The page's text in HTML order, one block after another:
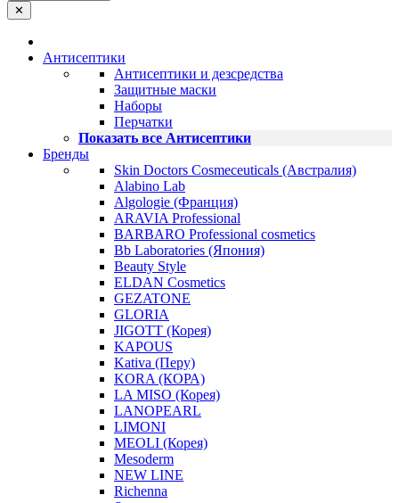
✕
Антисептики
Антисептики и дезсредства
Защитные маски
Наборы
Перчатки
Показать все Антисептики
Бренды
Skin Doctors Cosmeceuticals (Австралия)
Alabino Lab
Algologie (Франция)
ARAVIA Professional
BARBARO Professional cosmetics
Bb Laboratories (Япония)
Beauty Style
ELDAN Cosmetics
GEZATONE
GLORIA
JIGOTT (Корея)
KAPOUS
Kativa (Перу)
KORA (КОРА)
LA MISO (Корея)
LANOPEARL
LIMONI
MEOLI (Корея)
Mesoderm
NEW LINE
Richenna